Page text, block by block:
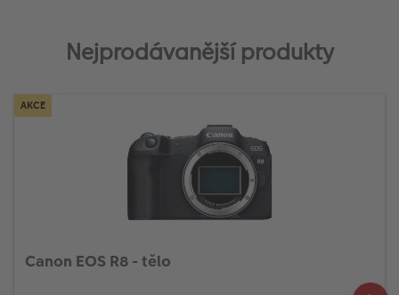
Nejprodávanější produkty
AKCE
Canon EOS R8 - tělo